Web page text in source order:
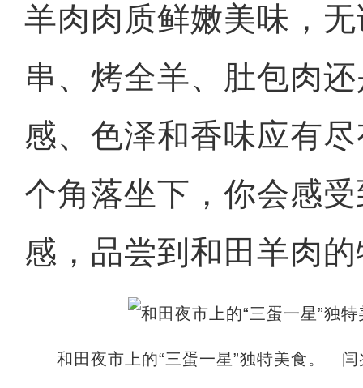
羊肉肉质鲜嫩美味，
串、烤全羊、肚包肉
感、色泽和香味应有
个角落坐下，你会感
感，品尝到和田羊肉
和田夜市上的“三蛋一星”独特美食。